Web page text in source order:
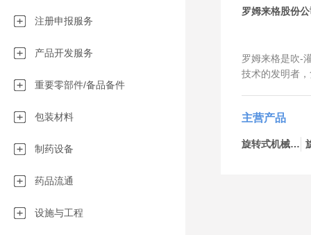
注册申报服务
产品开发服务
重要零部件/备品备件
包装材料
制药设备
药品流通
设施与工程
罗姆来格股份
罗姆来格是吹-
技术的发明者
的领导者。我
用于制药、化
我们与客户一
主营产品
旋转式机械-bp434